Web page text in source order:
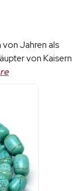
Jahren als
von Kaisern